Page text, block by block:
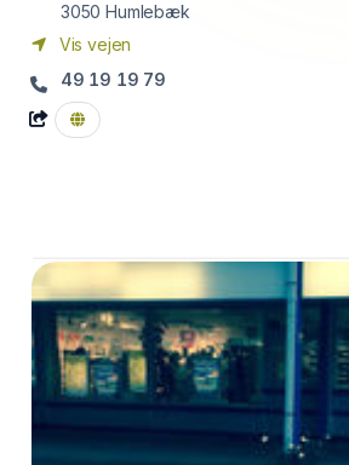
3050 Humlebæk
Vis vejen
49 19 19 79